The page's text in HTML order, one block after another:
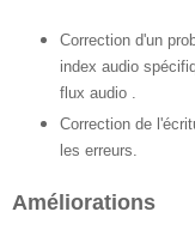
Correction d'un
index audio
flux audio .
Correction de
les erreurs.
Améliorations